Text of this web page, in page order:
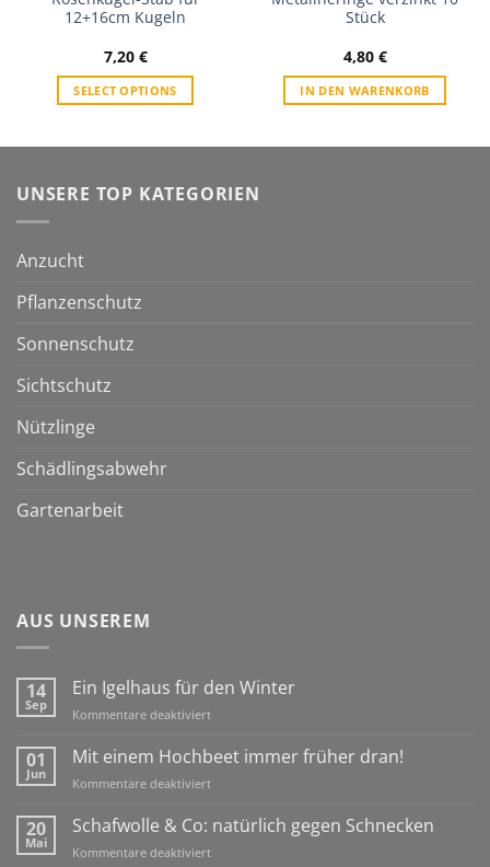
12+16cm Kugeln
7,20 €
SELECT OPTIONS
Stück
4,80 €
IN DEN WARENKORB
UNSERE TOP KATEGORIEN
Anzucht
Pflanzenschutz
Sonnenschutz
Sichtschutz
Nützlinge
Schädlingsabwehr
Gartenarbeit
AUS UNSEREM
14
Sep
Ein Igelhaus für den Winter
Kommentare deaktiviertfür
Igelhaus
den
01
Jun
Mit einem Hochbeet immer früher dran!
Kommentare deaktiviertfür
einem
immer
20
Mai
Schafwolle & Co: natürlich gegen Schnecken
Kommentare deaktiviertfür